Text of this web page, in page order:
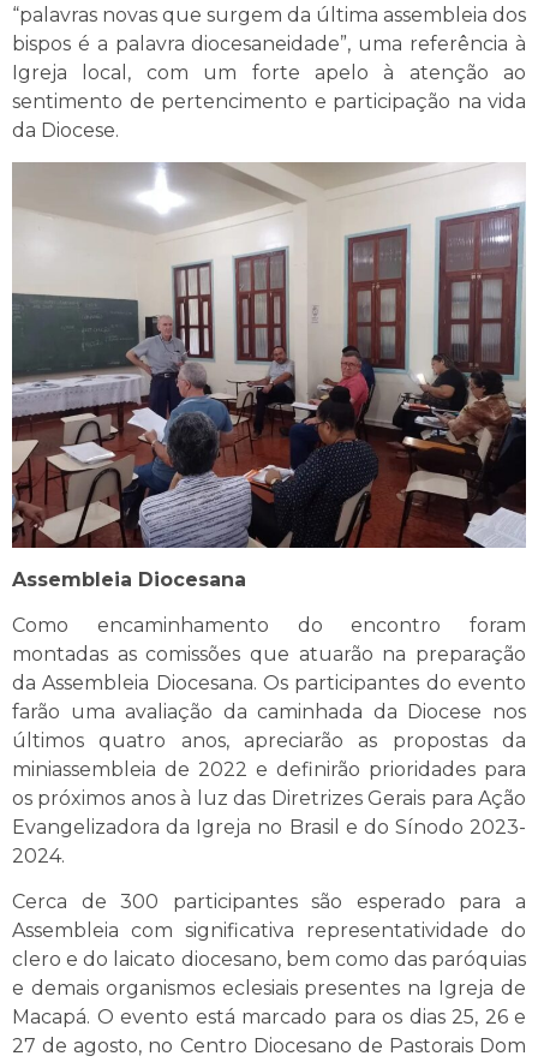
“palavras novas que surgem da última assembleia dos
bispos é a palavra diocesaneidade”, uma referência à
Igreja local, com um forte apelo à atenção ao
sentimento de pertencimento e participação na vida
da Diocese.
Assembleia Diocesana
Como encaminhamento do encontro foram
montadas as comissões que atuarão na preparação
da Assembleia Diocesana. Os participantes do evento
farão uma avaliação da caminhada da Diocese nos
últimos quatro anos, apreciarão as propostas da
miniassembleia de 2022 e definirão prioridades para
os próximos anos à luz das Diretrizes Gerais para Ação
Evangelizadora da Igreja no Brasil e do Sínodo 2023-
2024.
Cerca de 300 participantes são esperado para a
Assembleia com significativa representatividade do
clero e do laicato diocesano, bem como das paróquias
e demais organismos eclesiais presentes na Igreja de
Macapá. O evento está marcado para os dias 25, 26 e
27 de agosto, no Centro Diocesano de Pastorais Dom